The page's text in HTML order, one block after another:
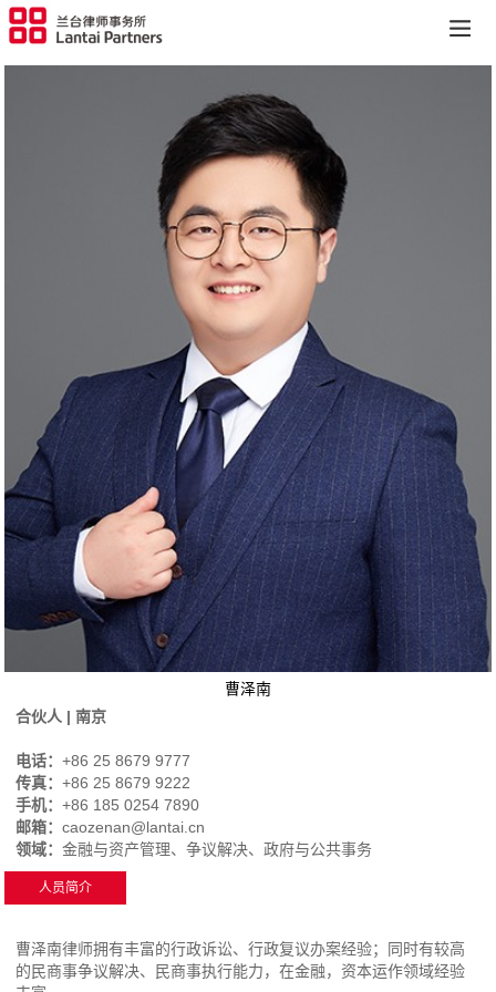
曹泽南
合伙人 | 南京
电话：+86 25 8679 9777
传真：+86 25 8679 9222
手机：+86 185 0254 7890
邮箱：caozenan@lantai.cn
领域：金融与资产管理、争议解决、政府与公共事务
人员简介
曹泽南律师拥有丰富的行政诉讼、行政复议办案经验；同时有较高
的民商事争议解决、民商事执行能力，在金融，资本运作领域经验